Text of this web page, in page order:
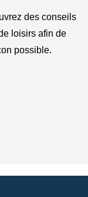
des conseils
loisirs afin de
possible.